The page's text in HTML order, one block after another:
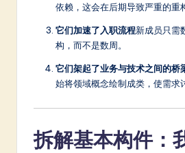
依赖，这会在后期导致严重的重
它们加速了入职流程新成员只需
构，而不是数周。
它们架起了业务与技术之间的桥
始将领域概念绘制成类，使需求
拆解基本构件：